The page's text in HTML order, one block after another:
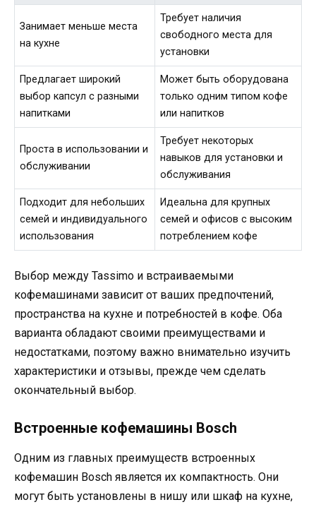
Занимает меньше места
на кухне
Требует наличия
свободного места для
установки
Предлагает широкий
выбор капсул с разными
напитками
Может быть оборудована
только одним типом кофе
или напитков
Проста в использовании и
обслуживании
Требует некоторых
навыков для установки и
обслуживания
Подходит для небольших
семей и индивидуального
использования
Идеальна для крупных
семей и офисов с высоким
потреблением кофе
Выбор между Tassimo и встраиваемыми
кофемашинами зависит от ваших предпочтений,
пространства на кухне и потребностей в кофе. Оба
варианта обладают своими преимуществами и
недостатками, поэтому важно внимательно изучить
характеристики и отзывы, прежде чем сделать
окончательный выбор.
Встроенные кофемашины Bosch
Одним из главных преимуществ встроенных
кофемашин Bosch является их компактность. Они
могут быть установлены в нишу или шкаф на кухне,